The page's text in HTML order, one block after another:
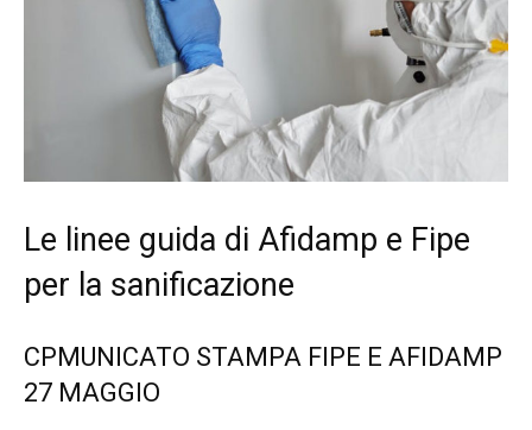
Le linee guida di Afidamp e Fipe
per la sanificazione
CPMUNICATO STAMPA FIPE E AFIDAMP
27 MAGGIO